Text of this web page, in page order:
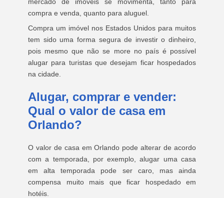
compra e venda, quanto para aluguel.
Compra um imóvel nos Estados Unidos para muitos
tem sido uma forma segura de investir o dinheiro,
pois mesmo que não se more no país é possível
alugar para turistas que desejam ficar hospedados
na cidade.
Alugar, comprar e vender:
Qual o valor de casa em
Orlando?
O valor de casa em Orlando pode alterar de acordo
com a temporada, por exemplo, alugar uma casa
em alta temporada pode ser caro, mas ainda
compensa muito mais que ficar hospedado em
hotéis.